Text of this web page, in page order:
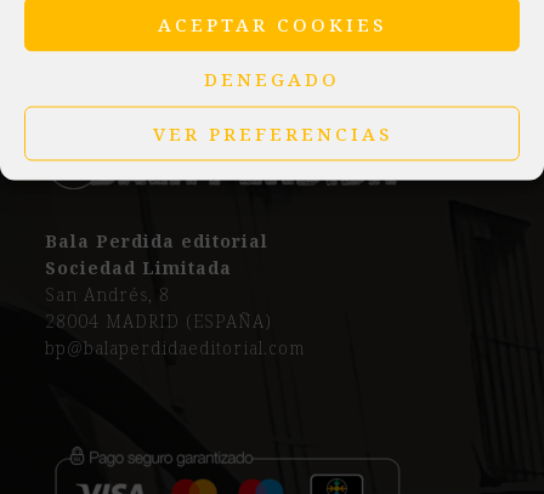
ACEPTAR COOKIES
DENEGADO
VER PREFERENCIAS
Bala Perdida editorial
Sociedad Limitada
San Andrés, 8
28004 MADRID (ESPAÑA)
bp@balaperdidaeditorial.com